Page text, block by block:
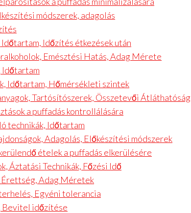
módszerek, adagolás
Időzítés étkezések után
Emésztési Hatás, Adag Mérete
Időtartam
Időtartam, Hőmérsékleti szintek
Tartósítószerek, Összetevői Átláthatóság
a puffadás kontrollálására
technikák, Időtartam
Adagolás, Előkészítési módszerek
ételek a puffadás elkerülésére
Áztatási Technikák, Főzési Idő
Érettség, Adag Méretek
Egyéni tolerancia
Bevitel időzítése